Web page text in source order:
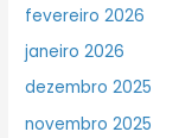
fevereiro 2026
janeiro 2026
dezembro 2025
novembro 2025